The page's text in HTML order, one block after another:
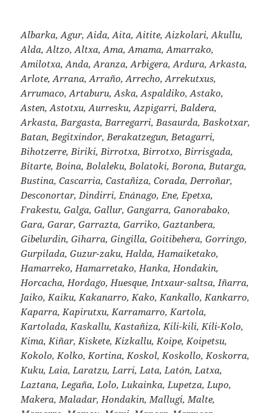
Albarka, Agur, Aida, Aita, Aitite, Aizkolari, Akullu,
Alda, Altzo, Altxa, Ama, Amama, Amarrako,
Amilotxa, Anda, Aranza, Arbigera, Ardura, Arkasta,
Arlote, Arrana, Arraño, Arrecho, Arrekutxus,
Arrumaco, Artaburu, Aska, Aspaldiko, Astako,
Asten, Astotxu, Aurresku, Azpigarri, Baldera,
Arkasta, Bargasta, Barregarri, Basaurda, Baskotxar,
Batan, Begitxindor, Berakatzegun, Betagarri,
Bihotzerre, Biriki, Birrotxa, Birrotxo, Birrisgada,
Bitarte, Boina, Bolaleku, Bolatoki, Borona, Butarga,
Bustina, Cascarria, Castañiza, Corada, Derroñar,
Desconortar, Dindirri, Enánago, Ene, Epetxa,
Frakestu, Galga, Gallur, Gangarra, Ganorabako,
Gara, Garar, Garrazta, Garriko, Gaztanbera,
Gibelurdin, Giharra, Gingilla, Goitibehera, Gorringo,
Gurpilada, Guzur-zaku, Halda, Hamaiketako,
Hamarreko, Hamarretako, Hanka, Hondakin,
Horcacha, Hordago, Huesque, Intxaur-saltsa, Iñarra,
Jaiko, Kaiku, Kakanarro, Kako, Kankallo, Kankarro,
Kaparra, Kapirutxu, Karramarro, Kartola,
Kartolada, Kaskallu, Kastañiza, Kili-kili, Kili-Kolo,
Kima, Kiñar, Kiskete, Kizkallu, Koipe, Koipetsu,
Kokolo, Kolko, Kortina, Koskol, Koskollo, Koskorra,
Kuku, Laia, Laratzu, Larri, Lata, Latón, Latxa,
Laztana, Legaña, Lolo, Lukainka, Lupetza, Lupo,
Makera, Maladar, Hondakin, Mallugi, Malte,